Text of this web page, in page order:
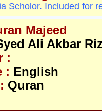
Scholor. Included for
Majeed
Ali Akbar
:
: English
Quran